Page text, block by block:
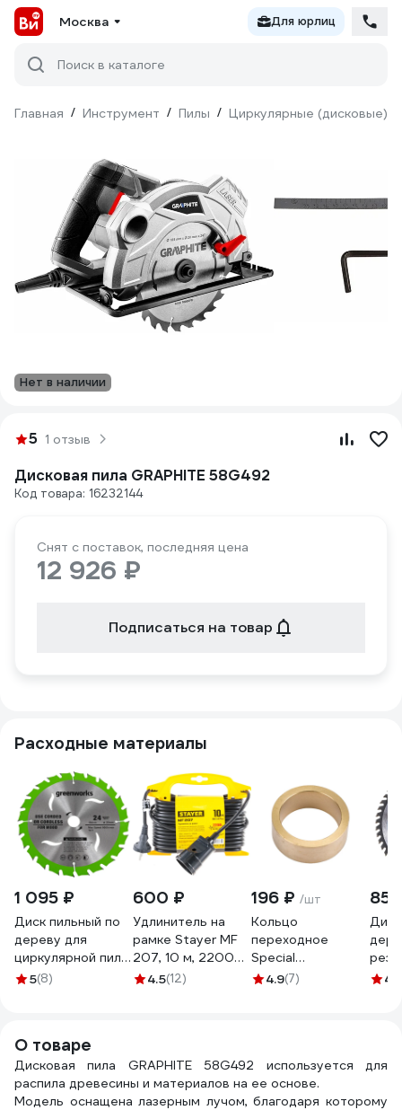
Москва Для юрлиц
Поиск в каталоге
Главная / Инструмент / Пилы / Циркулярные (дисковые)
Нет в наличии
5 1 отзыв
Дисковая пила GRAPHITE 58G492
Код товара: 16232144
Снят с поставок, последняя цена
12 926 ₽
Подписаться на товар
Расходные материалы
1 095 ₽
Диск пильный по
дереву для
циркулярной пилы
184x20 мм, 24T
5(8)
600 ₽
Удлинитель на
рамке Stayer MF
207, 10 м, 2200
Вт, 1 гнездо, ПВС
4.5(12)
196 ₽ /шт
Кольцо
переходное
Special
(25.4/20х9.5 мм)
4.9(7)
рез
мм;4.5
О товаре
Дисковая пила GRAPHITE 58G492 используется для
распила древесины и материалов на ее основе.
Модель оснащена лазерным лучом, благодаря которому